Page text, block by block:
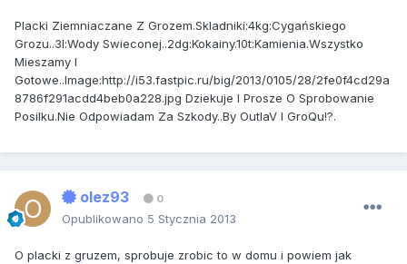
Placki Ziemniaczane Z Grozem.Skladniki:4kg:Cygańskiego
Grozu..3l:Wody Swieconej..2dg:Kokainy.10t:Kamienia.Wszystko
Mieszamy I
Gotowe..Image:http://i53.fastpic.ru/big/2013/0105/28/2fe0f4cd29a
8786f291acdd4beb0a228.jpg Dziekuje I Prosze O Sprobowanie
Posilku.Nie Odpowiadam Za Szkody..By OutlaV I GroQu!?.
olez93 0
Opublikowano 5 Stycznia 2013
O placki z gruzem, sprobuje zrobic to w domu i powiem jak